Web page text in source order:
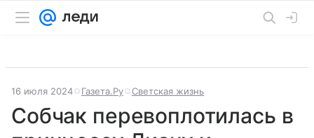
16 июля 2024 Газета.Ру Светская жизнь
Собчак перевоплотилась в